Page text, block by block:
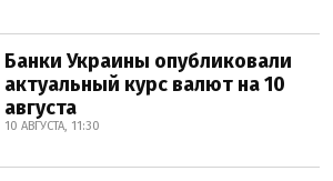
Банки Украины опубликовали
актуальный курс валют на 10
августа
10 АВГУСТА, 11:30